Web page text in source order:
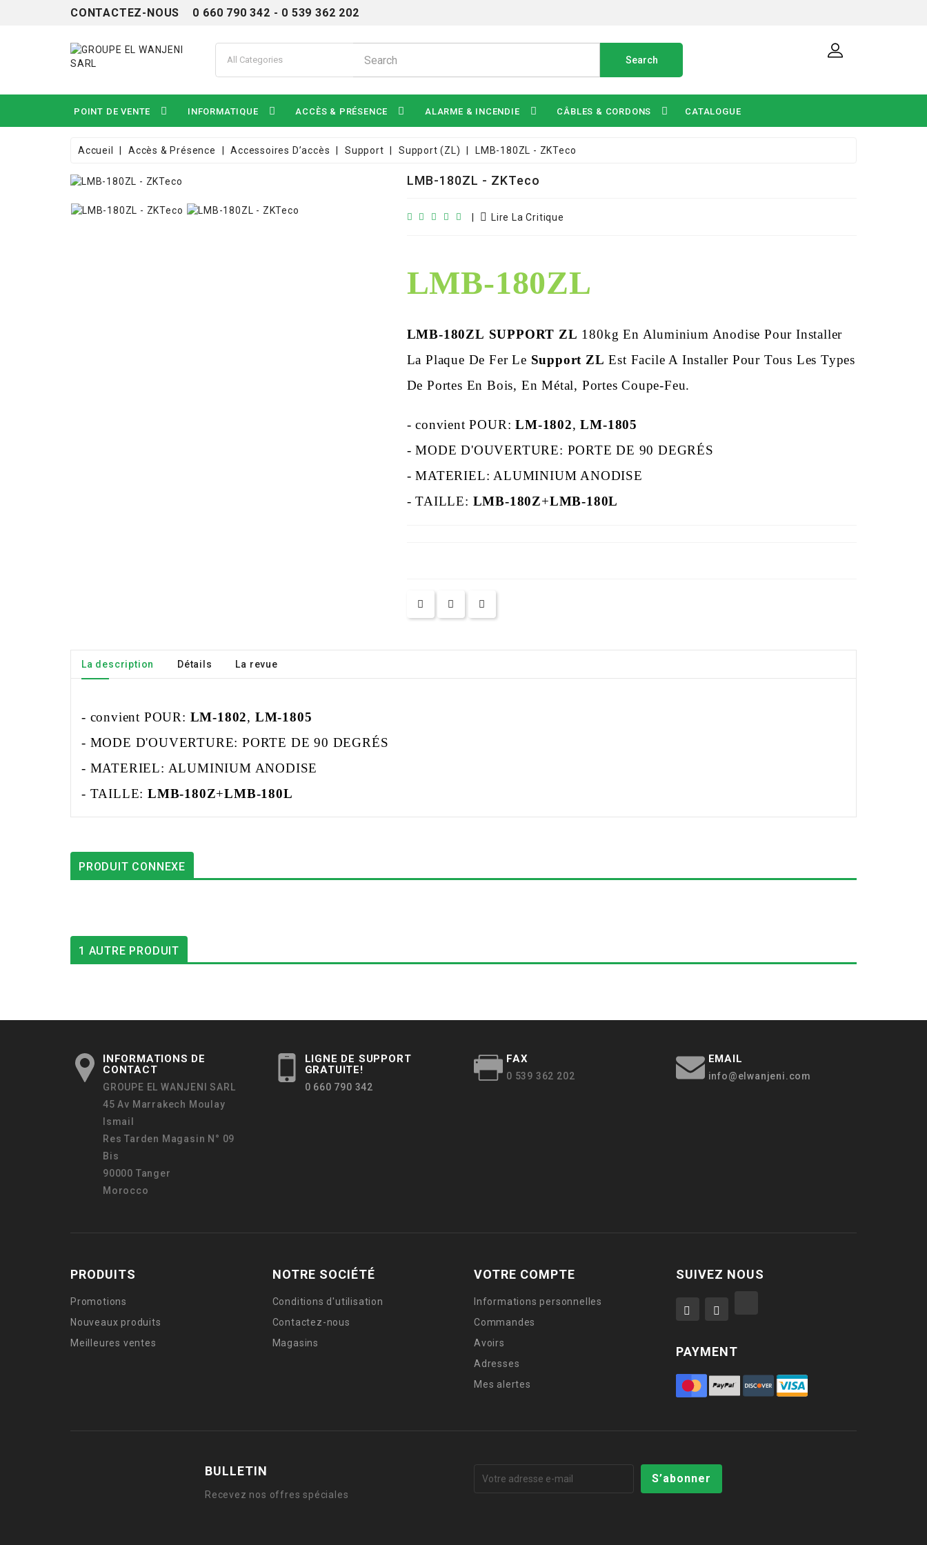
CONTACTEZ-NOUS 0 660 790 342 - 0 539 362 202
Search
POINT DE VENTE INFORMATIQUE ACCÈS & PRÉSENCE ALARME & INCENDIE CÂBLES & CORDONS CATALOGUE
Accueil Accès & Présence Accessoires D’accès Support Support (ZL) LMB-180ZL - ZKTeco
LMB-180ZL - ZKTeco
Lire La Critique
LMB-180ZL
LMB-180ZL SUPPORT ZL 180kg En Aluminium Anodise Pour Installer
La Plaque De Fer Le Support ZL Est Facile A Installer Pour Tous Les Types
De Portes En Bois, En Métal, Portes Coupe-Feu.
- convient POUR:LM-1802,LM-1805
- MODE D'OUVERTURE: PORTE DE 90 DEGRÉS
- MATERIEL: ALUMINIUM ANODISE
- TAILLE: LMB-180Z+LMB-180L
La description Détails La revue
- convient POUR: LM-1802, LM-1805
- MODE D'OUVERTURE: PORTE DE 90 DEGRÉS
- MATERIEL: ALUMINIUM ANODISE
- TAILLE: LMB-180Z+LMB-180L
PRODUIT CONNEXE
1 AUTRE PRODUIT
INFORMATIONS DE
CONTACT
GROUPE EL WANJENI SARL
45 Av Marrakech Moulay
Ismail
Res Tarden Magasin N° 09
Bis
90000 Tanger
Morocco
LIGNE DE SUPPORT
GRATUITE!
0 660 790 342
FAX
0 539 362 202
EMAIL
info@elwanjeni.com
PRODUITS
Promotions
Nouveaux produits
Meilleures ventes
NOTRE SOCIÉTÉ
Conditions d'utilisation
Contactez-nous
Magasins
VOTRE COMPTE
Informations personnelles
Commandes
Avoirs
Adresses
Mes alertes
SUIVEZ NOUS
PAYMENT
BULLETIN
Recevez nos offres spéciales